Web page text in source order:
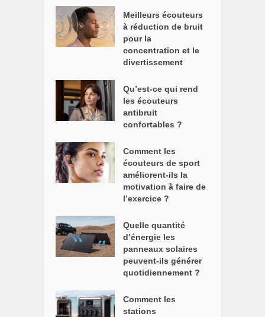
Meilleurs écouteurs
à réduction de bruit
pour la
concentration et le
divertissement
Qu’est-ce qui rend
les écouteurs
antibruit
confortables ?
Comment les
écouteurs de sport
améliorent-ils la
motivation à faire de
l’exercice ?
Quelle quantité
d’énergie les
panneaux solaires
peuvent-ils générer
quotidiennement ?
Comment les
stations